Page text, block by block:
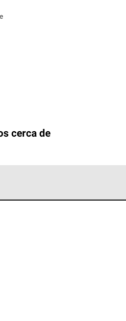
cerca de
de profesionalismo y confiabilidad.